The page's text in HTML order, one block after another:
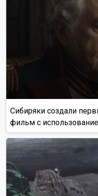
Сибиряки создали
фильм с